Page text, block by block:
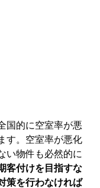
国的に空室率が悪
す。空室率が悪化
い物件も必然的に
客付けを目指すな
策を行わなければ